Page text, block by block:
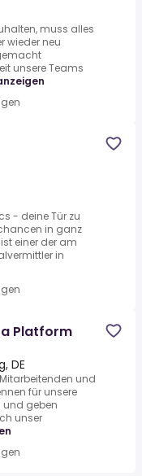
muss alles
wieder neu
unsere Teams
- deine Tür zu
in ganz
einer der am
in
Platform
DE
und
für unsere
und geben
unser